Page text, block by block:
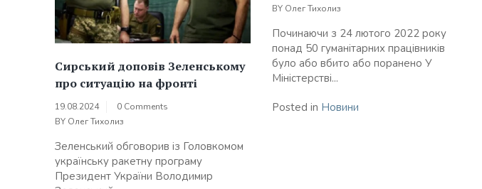
Сирський доповів Зеленському
про ситуацію на фронті
19.08.2024
0 Comments
BY Олег Тихолиз
Зеленський обговорив із Головкомом
українську ракетну програму
Президент України Володимир
BY Олег Тихолиз
Починаючи з 24 лютого 2022 року
понад 50 гуманітарних працівників
було або вбито або поранено У
Міністерстві...
Posted in Новини